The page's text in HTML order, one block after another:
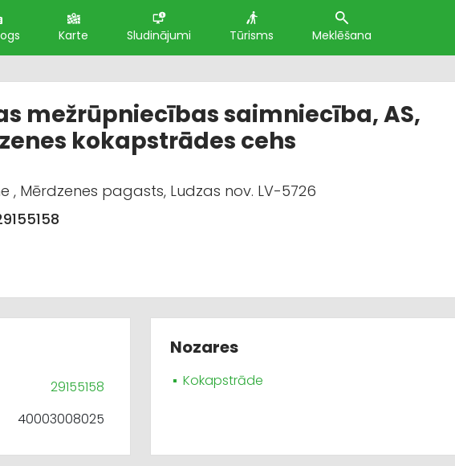
Karte Sludinājumi Tūrisms Meklēšana
mežrūpniecības saimniecība, AS,
kokapstrādes cehs
, Mērdzenes pagasts, Ludzas nov. LV-5726
29155158
40003008025
Nozares
Kokapstrāde